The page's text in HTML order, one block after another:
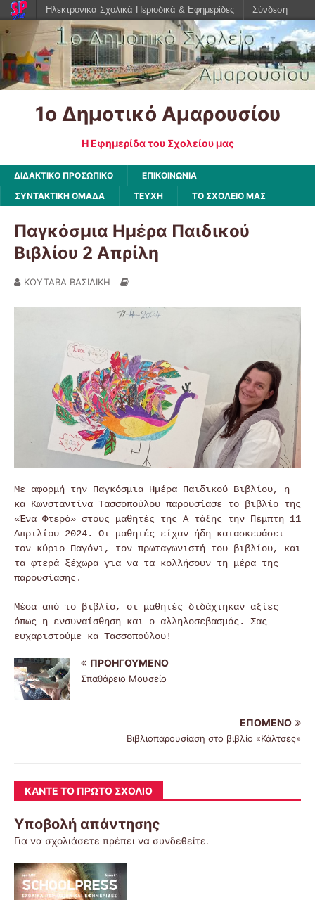
1ο Δημοτικό Αμαρουσίου
Η Εφημερίδα του Σχολείου μας
ΔΙΔΑΚΤΙΚΟ ΠΡΟΣΩΠΙΚΟ
ΕΠΙΚΟΙΝΩΝΙΑ
ΣΥΝΤΑΚΤΙΚΗ ΟΜΑΔΑ
ΤΕΥΧΗ ΤΟ ΣΧΟΛΕΙΟ ΜΑΣ
Παγκόσμια Ημέρα Παιδικού
Βιβλίου 2 Απρίλη
ΚΟΥΤΑΒΑ ΒΑΣΙΛΙΚΗ
Με αφορμή την Παγκόσμια Ημέρα Παιδικού Βιβλίου, η
κα Κωνσταντίνα Τασσοπούλου παρουσίασε το βιβλίο της
«Ένα Φτερό» στους μαθητές της Α τάξης την Πέμπτη 11
Απριλίου 2024. Οι μαθητές είχαν ήδη κατασκευάσει
τον κύριο Παγόνι, τον πρωταγωνιστή του βιβλίου, και
τα φτερά ξέχωρα για να τα κολλήσουν τη μέρα της
παρουσίασης.
Μέσα από το βιβλίο, οι μαθητές διδάχτηκαν αξίες
όπως η ενσυναίσθηση και ο αλληλοσεβασμός. Σας
ευχαριστούμε κα Τασσοπούλου!
ΠΡΟΗΓΟΎΜΕΝΟ
Σπαθάρειο Μουσείο
ΕΠΌΜΕΝΟ
Βιβλιοπαρουσίαση στο βιβλίο «Κάλτσες»
ΚΆΝΤΕ ΤΟ ΠΡΏΤΟ ΣΧΌΛΙΟ
Υποβολή απάντησης
Για να σχολιάσετε πρέπει να συνδεθείτε.
Ηλεκτρονικά Σχολικά Περιοδικά & Εφημερίδες Σύνδεση